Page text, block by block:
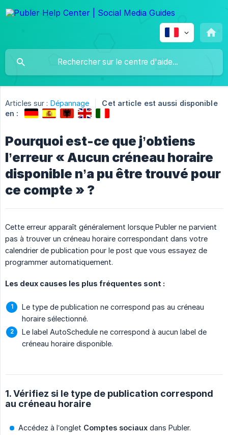
Articles sur : Dépannage
Cet article est aussi disponible
en :
Pourquoi est-ce que j’obtiens
l’erreur « Aucun créneau horaire
disponible n’a pu être trouvé pour
ce compte » ?
Cette erreur apparaît généralement lorsque Publer ne parvient
pas à trouver un créneau horaire correspondant dans votre
calendrier de publication pour le post que vous essayez de
programmer automatiquement.
Les deux causes les plus fréquentes sont :
Le type de publication ne correspond pas au créneau
horaire sélectionné.
Le label AutoSchedule ne correspond à aucun label de
créneau horaire disponible.
1. Vérifiez si le type de publication correspond
au créneau horaire
Accédez à l’onglet Comptes sociaux dans Publer.